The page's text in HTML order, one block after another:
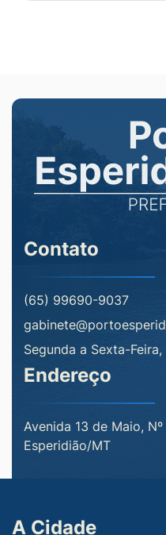
Contato
(65) 99690-9037
Segunda a Sexta-
Endereço
Avenida 13 de Maio,
Esperidião/MT
A Cidade